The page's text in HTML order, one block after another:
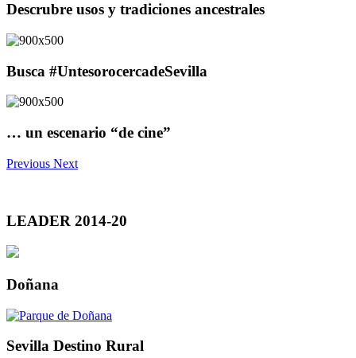
Descrubre usos y tradiciones ancestrales
Busca #UntesorocercadeSevilla
… un escenario “de cine”
Previous Next
LEADER 2014-20
Doñana
Sevilla Destino Rural